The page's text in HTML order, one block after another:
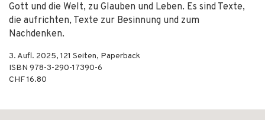
Gott und die Welt, zu Glauben und Leben. Es sind Texte,
die aufrichten, Texte zur Besinnung und zum
Nachdenken.
3. Aufl. 2025, 121 Seiten, Paperback
ISBN 978-3-290-17390-6
CHF 16.80